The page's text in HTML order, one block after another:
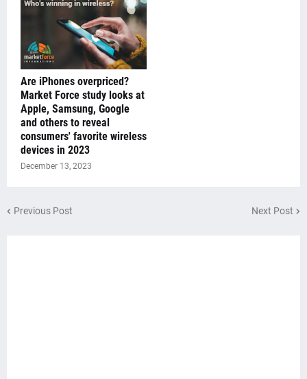
Are iPhones overpriced?
Market Force study looks at
Apple, Samsung, Google
and others to reveal
consumers' favorite wireless
devices in 2023
December 13, 2023
Previous Post Next Post